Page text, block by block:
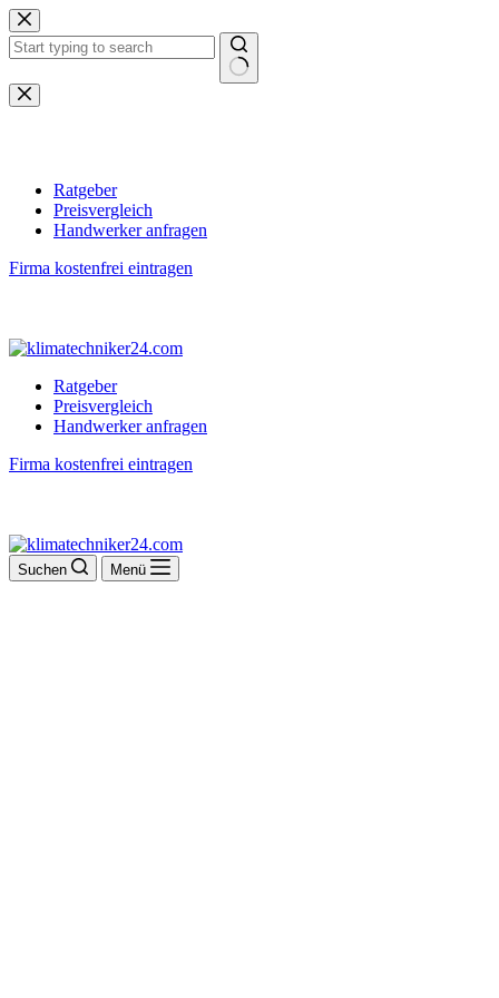
Zum
Inhalt
springen
Keine
Ergebnisse
Ratgeber
Preisvergleich
Handwerker anfragen
Firma kostenfrei eintragen
Ratgeber
Preisvergleich
Handwerker anfragen
Firma kostenfrei eintragen
Suchen Menü